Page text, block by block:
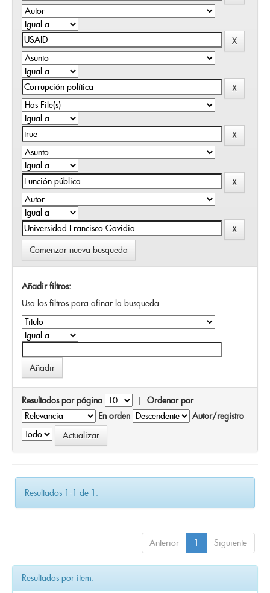
Comenzar nueva busqueda
Añadir filtros:
Usa los filtros para afinar la busqueda.
Resultados por página | Ordenar por
En orden
Autor/registro
Resultados 1-1 de 1.
Anterior 1 Siguiente
Resultados por ítem: